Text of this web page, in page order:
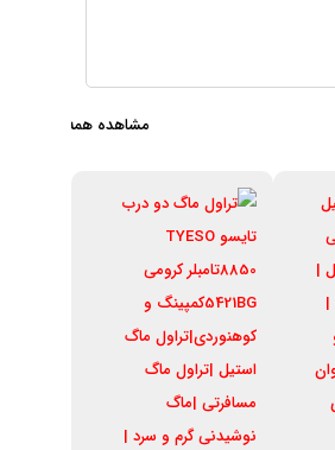
مشاهده همه